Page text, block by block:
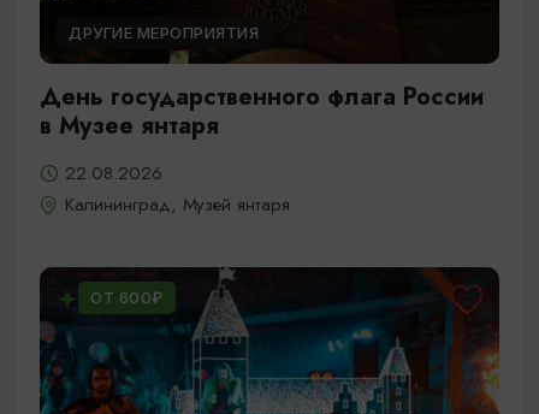
ДРУГИЕ МЕРОПРИЯТИЯ
День государственного флага России
в Музее янтаря
22.08.2026
Калининград, Музей янтаря
ОТ 600₽